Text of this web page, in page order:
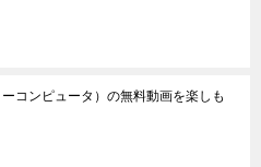
コンピュータ）の無料動画を楽しも